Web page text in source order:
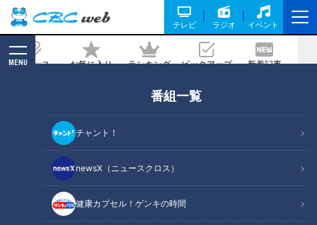
テレビ ラジオ イベント
ニュース お気に入り ランキング ピックアップ 新着記事
MENU
番組一覧
チャント！
newsX（ニュースクロス）
健康カプセル！ゲンキの時間
護師への道を進む生徒たち 岐阜市『済美
高校』衛生看護科をマヂラブがリポート
記事に戻る